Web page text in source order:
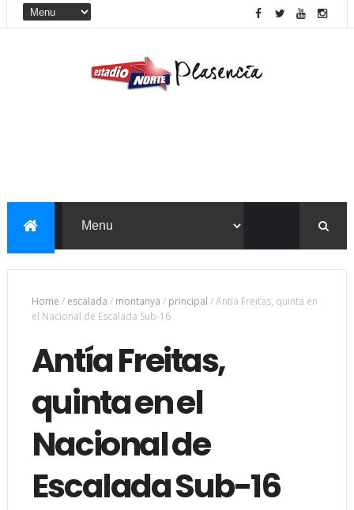
Home / escalada / montanya / principal /Antía Freitas, quinta en
el Nacional de Escalada Sub-16
Antía Freitas,
quinta en el
Nacional de
Escalada Sub-16